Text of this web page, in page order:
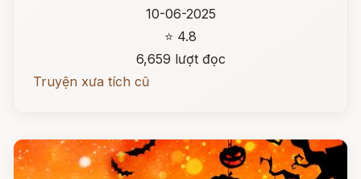
10-06-2025
⭐ 4.8
6,659 lượt đọc
Truyện xưa tích cũ